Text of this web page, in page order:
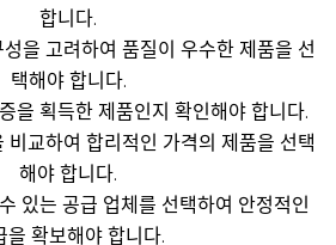
합니다.
을 고려하여 품질이 우수한 제품을 선
택해야 합니다.
을 획득한 제품인지 확인해야 합니다.
비교하여 합리적인 가격의 제품을 선택
해야 합니다.
있는 공급 업체를 선택하여 안정적인
을 확보해야 합니다.